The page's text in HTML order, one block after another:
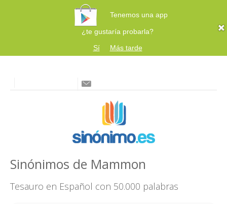
Tenemos una app
¿te gustaría probarla?
Sí
Más tarde
Sinónimos de Mammon
Tesauro en Español con 50.000 palabras